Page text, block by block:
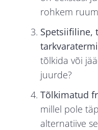
rohkem
Spetsiifiline,
tõlkida või
juurde?
Tõlkimatud
millel pole
alternatiive